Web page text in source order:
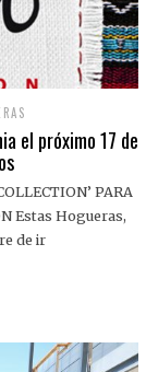
el próximo 17 de
PARA
Estas Hogueras,
de ir